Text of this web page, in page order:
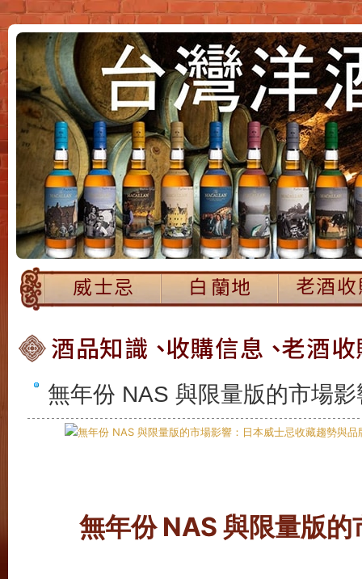
無年份 NAS 與限量版的市場
無年份 NAS 與限量版